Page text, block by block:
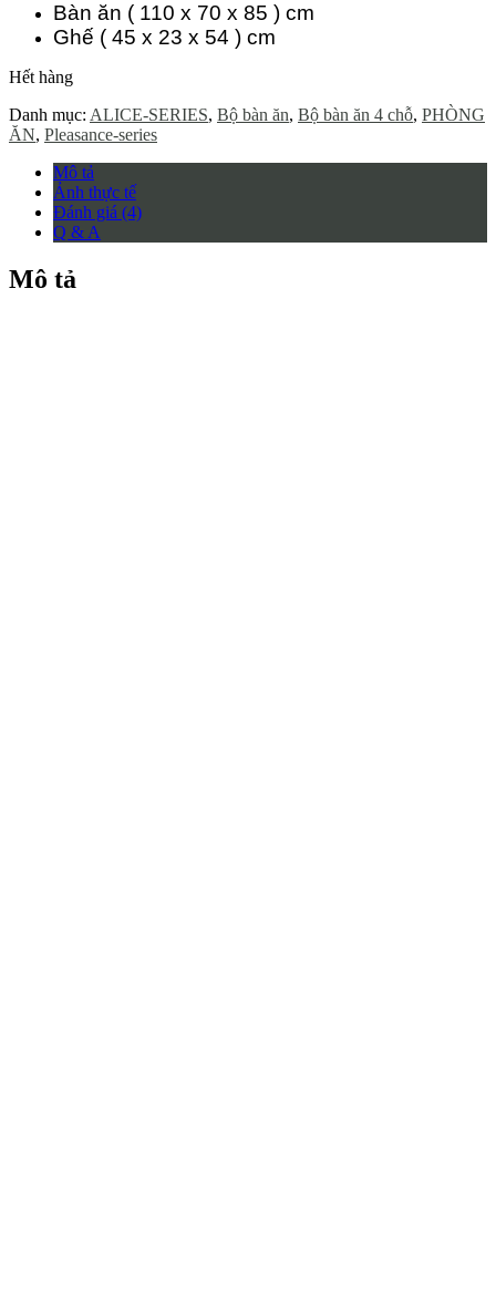
Bàn ăn ( 110 x 70 x 85 ) cm
Ghế ( 45 x 23 x 54 ) cm
Hết hàng
Danh mục: ALICE-SERIES, Bộ bàn ăn, Bộ bàn ăn 4 chỗ, PHÒNG
ĂN, Pleasance-series
Mô tả
Ảnh thực tế
Đánh giá (4)
Q & A
Mô tả